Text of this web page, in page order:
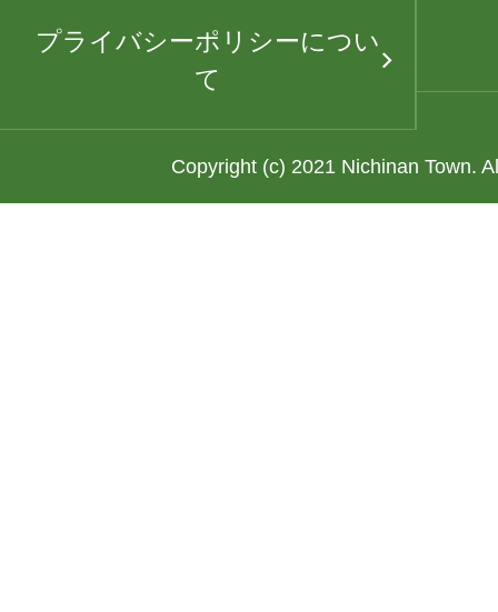
プライバシーポリシーについ
て
Copyright (c) 2021 Nichinan Town.